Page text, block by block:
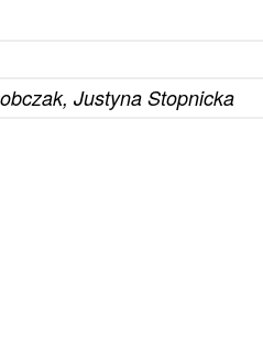
Justyna Stopnicka